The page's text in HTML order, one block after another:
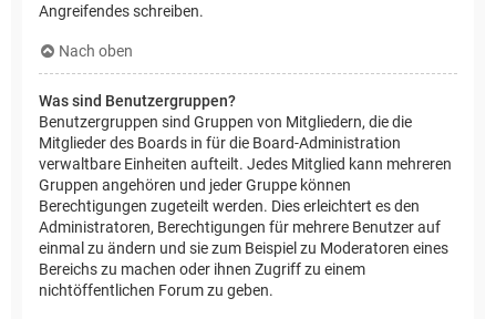
Angreifendes schreiben.
Nach oben
Was sind Benutzergruppen?
Benutzergruppen sind Gruppen von Mitgliedern, die die
Mitglieder des Boards in für die Board-Administration
verwaltbare Einheiten aufteilt. Jedes Mitglied kann mehreren
Gruppen angehören und jeder Gruppe können
Berechtigungen zugeteilt werden. Dies erleichtert es den
Administratoren, Berechtigungen für mehrere Benutzer auf
einmal zu ändern und sie zum Beispiel zu Moderatoren eines
Bereichs zu machen oder ihnen Zugriff zu einem
nichtöffentlichen Forum zu geben.